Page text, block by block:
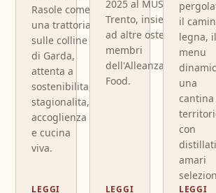
Rasole come
una trattoria
sulle colline
di Garda,
attenta a
sostenibilita,
stagionalita,
accoglienza
e cucina
viva.
LEGGI
2025 al MUSE di
Trento, insieme
ad altre osterie e
membri
dell'Alleanza Slow
Food.
LEGGI
il
legna, il
menu
una
cantina
con
amari
LEGGI